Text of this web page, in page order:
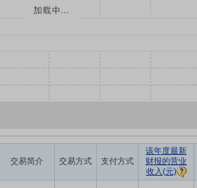
交易简介 交易方式 支付方式
该年度最新
财报的营业
收入(元)